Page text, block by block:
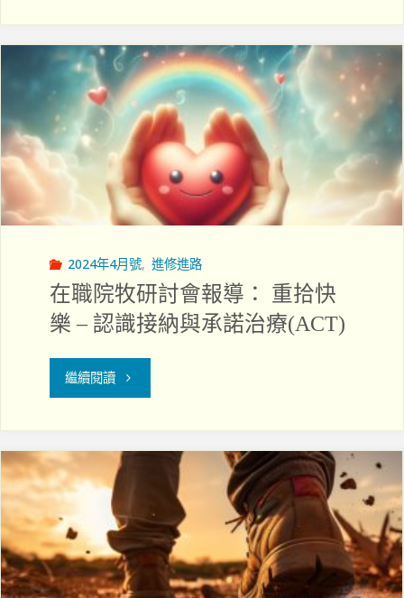
檢
證
分
2024年4月號, 進修進路
在職院牧研討會報導： 重拾快
樂 – 認識接納與承諾治療(ACT)
繼續閱讀"在
院
牧
研
討